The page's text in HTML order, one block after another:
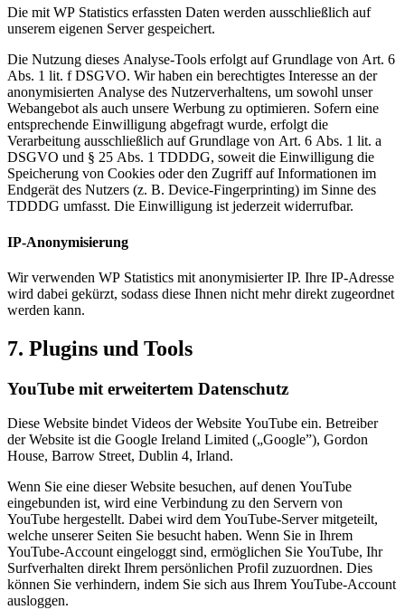
Die mit WP Statistics erfassten Daten werden ausschließlich auf
unserem eigenen Server gespeichert.
Die Nutzung dieses Analyse-Tools erfolgt auf Grundlage von Art. 6
Abs. 1 lit. f DSGVO. Wir haben ein berechtigtes Interesse an der
anonymisierten Analyse des Nutzerverhaltens, um sowohl unser
Webangebot als auch unsere Werbung zu optimieren. Sofern eine
entsprechende Einwilligung abgefragt wurde, erfolgt die
Verarbeitung ausschließlich auf Grundlage von Art. 6 Abs. 1 lit. a
DSGVO und § 25 Abs. 1 TDDDG, soweit die Einwilligung die
Speicherung von Cookies oder den Zugriff auf Informationen im
Endgerät des Nutzers (z. B. Device-Fingerprinting) im Sinne des
TDDDG umfasst. Die Einwilligung ist jederzeit widerrufbar.
IP-Anonymisierung
Wir verwenden WP Statistics mit anonymisierter IP. Ihre IP-Adresse
wird dabei gekürzt, sodass diese Ihnen nicht mehr direkt zugeordnet
werden kann.
7. Plugins und Tools
YouTube mit erweitertem Datenschutz
Diese Website bindet Videos der Website YouTube ein. Betreiber
der Website ist die Google Ireland Limited („Google”), Gordon
House, Barrow Street, Dublin 4, Irland.
Wenn Sie eine dieser Website besuchen, auf denen YouTube
eingebunden ist, wird eine Verbindung zu den Servern von
YouTube hergestellt. Dabei wird dem YouTube-Server mitgeteilt,
welche unserer Seiten Sie besucht haben. Wenn Sie in Ihrem
YouTube-Account eingeloggt sind, ermöglichen Sie YouTube, Ihr
Surfverhalten direkt Ihrem persönlichen Profil zuzuordnen. Dies
können Sie verhindern, indem Sie sich aus Ihrem YouTube-Account
ausloggen.